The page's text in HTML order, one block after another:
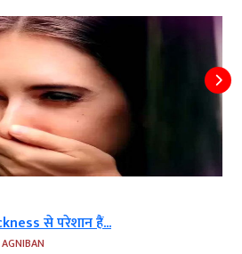
सुबह उठते ही दिख रहे ये लक्षण तो...
August 07, 2026